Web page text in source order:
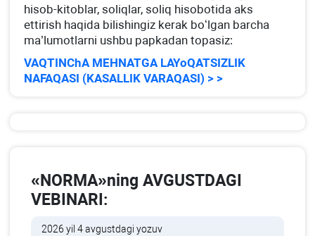
hisob-kitoblar, soliqlar, soliq hisobotida aks
ettirish haqida bilishingiz kerak boʻlgan barcha
ma’lumotlarni ushbu papkadan topasiz:
VAQTINChA MEHNATGA LAYoQATSIZLIK
NAFAQASI (KASALLIK VARAQASI) > >
«NORMA»ning AVGUSTDAGI
VEBINARI:
2026 yil 4 avgustdagi yozuv